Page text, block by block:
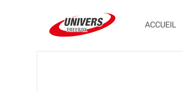
ACCUEIL